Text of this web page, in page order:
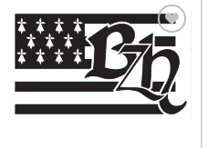
Ajouter
aux
favoris